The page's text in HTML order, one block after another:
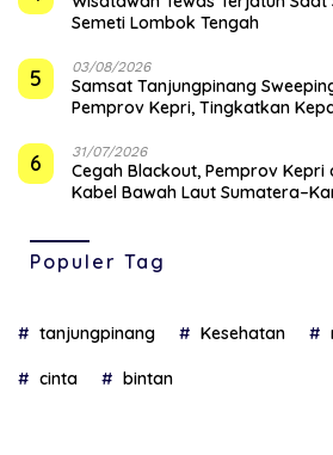
Semeti Lombok Tengah
5 03/08/2026
Samsat Tanjungpinang
Pemprov Kepri, Tingkatkan
6 31/07/2026
Cegah Blackout, Pemprov Kepri
Kabel Bawah Laut
Populer Tag
tanjungpinang Kesehatan
cinta bintan